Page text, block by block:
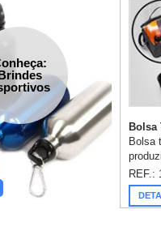
Bolsa
Bolsa
15cm
REF.: